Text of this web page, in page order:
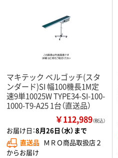
マキテック ベルゴッチ(スタ
ンダード)SI 幅100機長1M定
速9単10025W TYPE34-SI-100-
1000-T9-A25 1台（直送品）
￥112,989（税込）
お届け日：8月26日（水）まで
直送品 ＭＲＯ商品取扱店２
からお届け